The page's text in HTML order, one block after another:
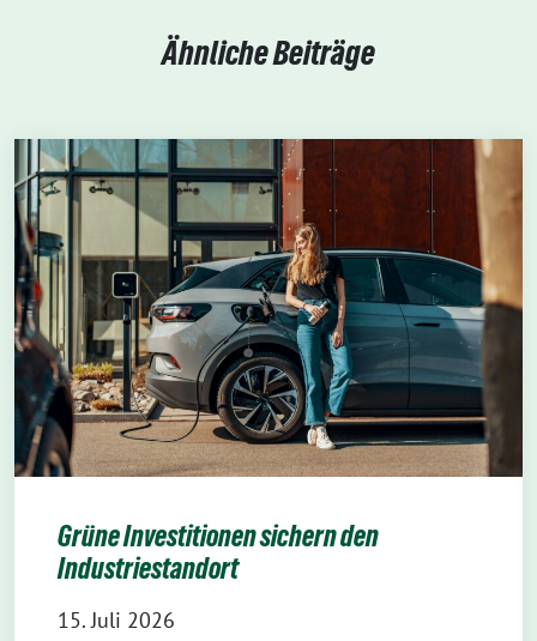
Ähnliche Beiträge
Grüne Investitionen sichern den
Industriestandort
15. Juli 2026